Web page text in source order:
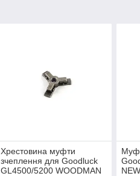
Хрестовина муфти
зчеплення для Goodluck
GL4500/5200 WOODMAN